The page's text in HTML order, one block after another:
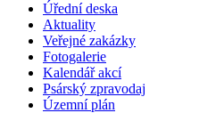
Úřední deska
Aktuality
Veřejné zakázky
Fotogalerie
Kalendář akcí
Psárský zpravodaj
Územní plán